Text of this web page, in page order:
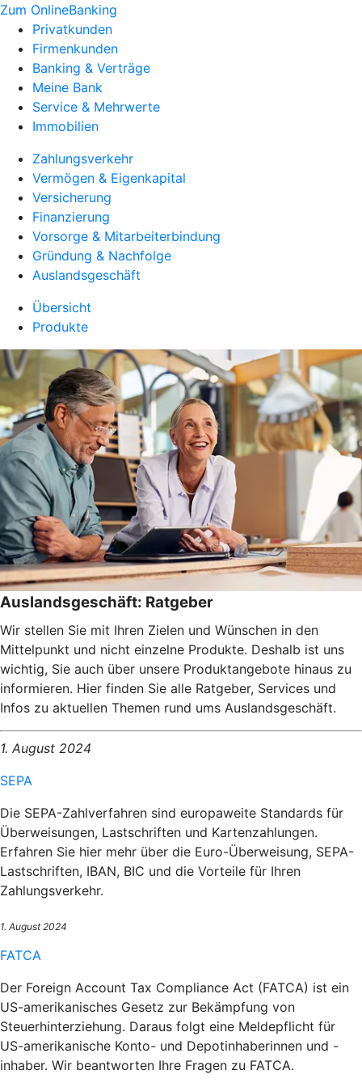
Zum OnlineBanking
Privatkunden
Firmenkunden
Banking & Verträge
Meine Bank
Service & Mehrwerte
Immobilien
Zahlungsverkehr
Vermögen & Eigenkapital
Versicherung
Finanzierung
Vorsorge & Mitarbeiterbindung
Gründung & Nachfolge
Auslandsgeschäft
Übersicht
Produkte
Auslandsgeschäft: Ratgeber
Wir stellen Sie mit Ihren Zielen und Wünschen in den
Mittelpunkt und nicht einzelne Produkte. Deshalb ist uns
wichtig, Sie auch über unsere Produktangebote hinaus zu
informieren. Hier finden Sie alle Ratgeber, Services und
Infos zu aktuellen Themen rund ums Auslandsgeschäft.
1. August 2024
SEPA
Die SEPA-Zahlverfahren sind europaweite Standards für
Überweisungen, Lastschriften und Kartenzahlungen.
Erfahren Sie hier mehr über die Euro-Überweisung, SEPA-
Lastschriften, IBAN, BIC und die Vorteile für Ihren
Zahlungsverkehr.
1. August 2024
FATCA
Der Foreign Account Tax Compliance Act (FATCA) ist ein
US-amerikanisches Gesetz zur Bekämpfung von
Steuerhinterziehung. Daraus folgt eine Meldepflicht für
US-amerikanische Konto- und Depotinhaberinnen und -
inhaber. Wir beantworten Ihre Fragen zu FATCA.